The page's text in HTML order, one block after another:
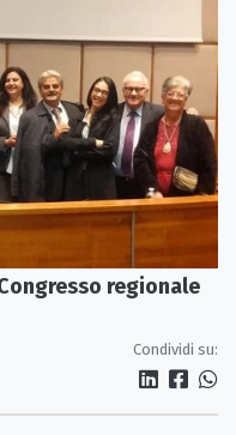
regionale
Condividi su: